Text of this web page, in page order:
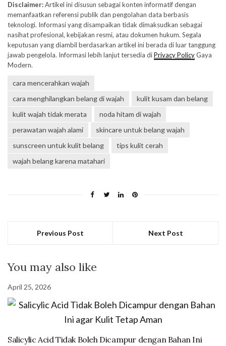
Disclaimer:Artikel ini disusun sebagai konten informatif dengan
memanfaatkan referensi publik dan pengolahan data berbasis
teknologi. Informasi yang disampaikan tidak dimaksudkan sebagai
nasihat profesional, kebijakan resmi, atau dokumen hukum. Segala
keputusan yang diambil berdasarkan artikel ini berada di luar tanggung
jawab pengelola. Informasi lebih lanjut tersedia diPrivacy PolicyGaya
Modern.
cara mencerahkan wajah
cara menghilangkan belang di wajah
kulit kusam dan belang
kulit wajah tidak merata
noda hitam di wajah
perawatan wajah alami
skincare untuk belang wajah
sunscreen untuk kulit belang
tips kulit cerah
wajah belang karena matahari
Previous Post Next Post
You may also like
April 25, 2026
Salicylic Acid Tidak Boleh Dicampur dengan Bahan Ini